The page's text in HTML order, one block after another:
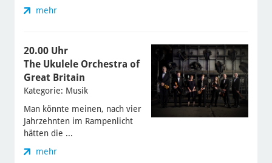
mehr
20.00 Uhr
The Ukulele Orchestra of
Great Britain
Kategorie: Musik
Man könnte meinen, nach vier
Jahrzehnten im Rampenlicht
hätten die ...
mehr